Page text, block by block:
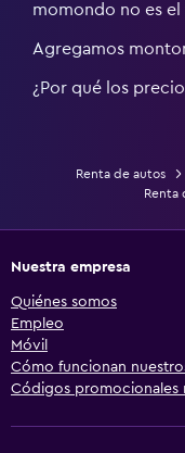
momondo no es
Agregamos
¿Por qué los
Renta de autos
Renta
Nuestra empresa
Quiénes somos
Empleo
Móvil
Cómo funcionan
Códigos promocionales